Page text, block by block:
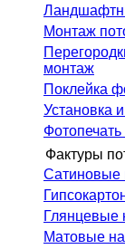
Монтаж
монтаж
Поклейка
Установка
Фактуры
Cатиновые
Глянцевые
Матовые